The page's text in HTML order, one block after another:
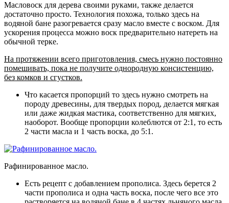
Масловоск для дерева своими руками, также делается
достаточно просто. Технология похожа, только здесь на
водяной бане разогревается сразу масло вместе с воском. Для
ускорения процесса можно воск предварительно натереть на
обычной терке.
На протяжении всего приготовления, смесь нужно постоянно
помешивать, пока не получите однородную консистенцию,
без комков и сгустков.
Что касается пропорций то здесь нужно смотреть на
породу древесины, для твердых пород, делается мягкая
или даже жидкая мастика, соответственно для мягких,
наоборот. Вообще пропорции колеблются от 2:1, то есть
2 части масла и 1 часть воска, до 5:1.
Рафинированное масло.
Есть рецепт с добавлением прополиса. Здесь берется 2
части прополиса и одна часть воска, после чего все это